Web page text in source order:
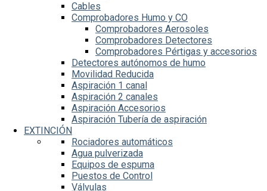
Cables
Comprobadores Humo y CO
Comprobadores Aerosoles
Comprobadores Detectores
Comprobadores Pértigas y accesorios
Detectores autónomos de humo
Movilidad Reducida
Aspiración 1 canal
Aspiración 2 canales
Aspiración Accesorios
Aspiración Tubería de aspiración
EXTINCIÓN
Rociadores automáticos
Agua pulverizada
Equipos de espuma
Puestos de Control
Válvulas